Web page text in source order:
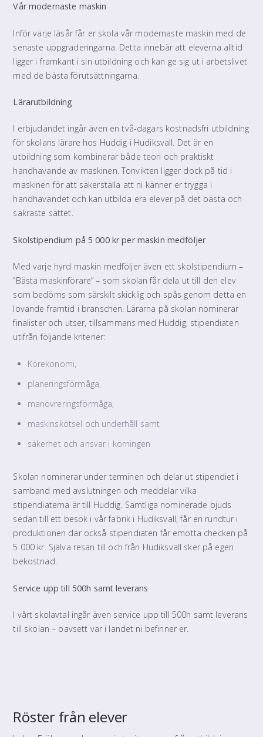
Vår modernaste maskin
Inför varje läsår får er skola vår modernaste maskin med de
senaste uppgraderingarna. Detta innebär att eleverna alltid
ligger i framkant i sin utbildning och kan ge sig ut i arbetslivet
med de bästa förutsättningarna.
Lärarutbildning
I erbjudandet ingår även en två-dagars kostnadsfri utbildning
för skolans lärare hos Huddig i Hudiksvall. Det är en
utbildning som kombinerar både teori och praktiskt
handhavande av maskinen. Tonvikten ligger dock på tid i
maskinen för att säkerställa att ni känner er trygga i
handhavandet och kan utbilda era elever på det bästa och
säkraste sättet.
Skolstipendium på 5 000 kr per maskin medföljer
Med varje hyrd maskin medföljer även ett skolstipendium –
”Bästa maskinförare” – som skolan får dela ut till den elev
som bedöms som särskilt skicklig och spås genom detta en
lovande framtid i branschen. Lärarna på skolan nominerar
finalister och utser, tillsammans med Huddig, stipendiaten
utifrån följande kriterier:
Körekonomi,
planeringsförmåga,
manövreringsförmåga,
maskinskötsel och underhåll samt
säkerhet och ansvar i körningen
Skolan nominerar under terminen och delar ut stipendiet i
samband med avslutningen och meddelar vilka
stipendiaterna är till Huddig. Samtliga nominerade bjuds
sedan till ett besök i vår fabrik i Hudiksvall, får en rundtur i
produktionen där också stipendiaten får emotta checken på
5 000 kr. Själva resan till och från Hudiksvall sker på egen
bekostnad.
Service upp till 500h samt leverans
I vårt skolavtal ingår även service upp till 500h samt leverans
till skolan – oavsett var i landet ni befinner er.
Röster från elever